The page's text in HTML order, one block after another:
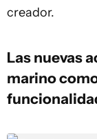
creador.
Las nuevas
marino